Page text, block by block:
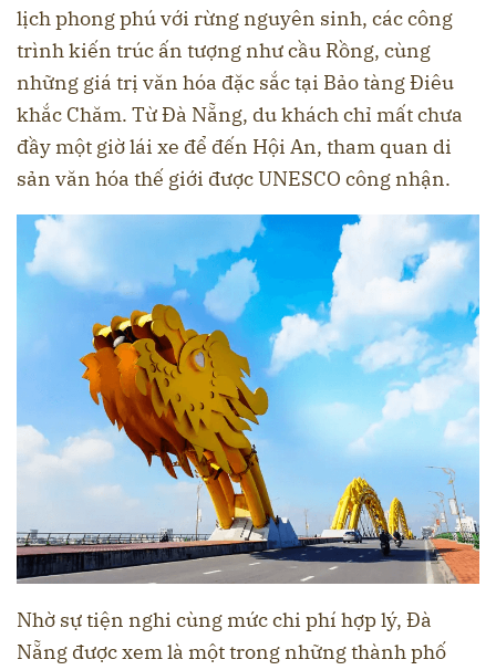
lịch phong phú với rừng nguyên sinh, các công
trình kiến trúc ấn tượng như cầu Rồng, cùng
những giá trị văn hóa đặc sắc tại Bảo tàng Điêu
khắc Chăm. Từ Đà Nẵng, du khách chỉ mất chưa
đầy một giờ lái xe để đến Hội An, tham quan di
sản văn hóa thế giới được UNESCO công nhận.
Nhờ sự tiện nghi cùng mức chi phí hợp lý, Đà
Nẵng được xem là một trong những thành phố